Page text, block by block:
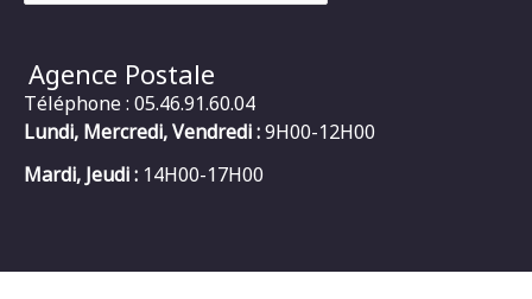
Agence Postale
Téléphone : 05.46.91.60.04
Lundi, Mercredi, Vendredi :9H00-12H00
Mardi, Jeudi : 14H00-17H00